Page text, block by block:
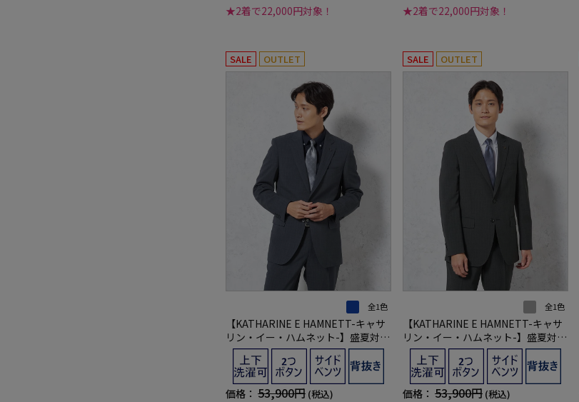
★2着で22,000円対象！ ★2着で22,000円対象！
SALE OUTLET
全1色
【KATHARINE E HAMNETT-キャサ
リン・イー・ハムネット-】盛夏対応
スーツ 2つボタン 上下ウォッシャブ
ル ネイビー チェック 春夏
価格： 53,900円 (税込)
SALE OUTLET
全1色
【KATHARINE E HAMNETT-キャサ
リン・イー・ハムネット-】盛夏対応
スーツ 2つボタン 上下ウォッシャブ
ル グレー チェック 春夏
価格： 53,900円 (税込)